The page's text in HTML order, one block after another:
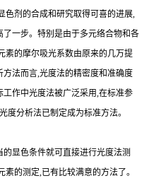
色剂的合成和研究取得可喜的进展,
一步。特别是由于多元络合物和各
素的摩尔吸光系数由原来的几万提
法而言,光度法的精密度和准确度
作中光度法被广泛采用,在标准参
度分析法已制定成为标准方法。
显色条件就可直接进行光度法测
的测定,已有比较满意的方法了。